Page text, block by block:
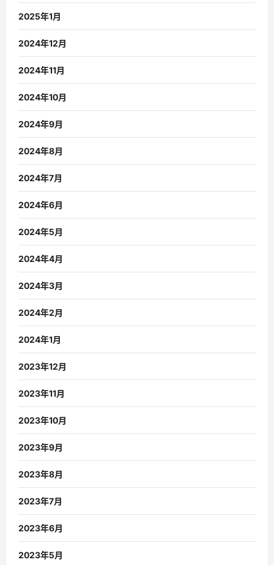
2025年1月
2024年12月
2024年11月
2024年10月
2024年9月
2024年8月
2024年7月
2024年6月
2024年5月
2024年4月
2024年3月
2024年2月
2024年1月
2023年12月
2023年11月
2023年10月
2023年9月
2023年8月
2023年7月
2023年6月
2023年5月